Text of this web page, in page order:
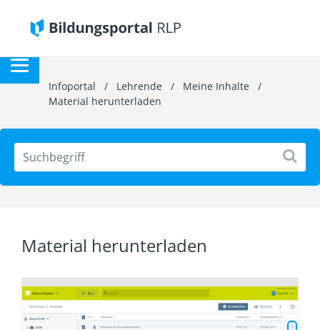
Infoportal / Lehrende / Meine Inhalte /
Material herunterladen
Material herunterladen